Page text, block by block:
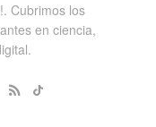
Cubrimos los
en ciencia,